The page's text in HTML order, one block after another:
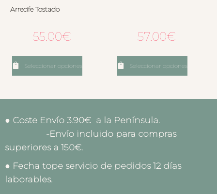
Arrecife Tostado
55.00€
Seleccionar opciones
57.00€
Seleccionar opciones
● Coste Envío 3.90€ a la Península.
-Envío incluido para compras
superiores a 150€.
● Fecha tope servicio de pedidos 12 días
laborables.